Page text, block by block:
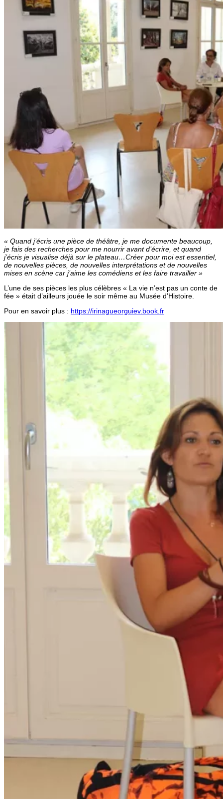
« Quand j’écris une pièce de théâtre, je me documente beaucoup,
je fais des recherches pour me nourrir avant d’écrire, et quand
j’écris je visualise déjà sur le plateau…Créer pour moi est essentiel,
de nouvelles pièces, de nouvelles interprétations et de nouvelles
mises en scène car j’aime les comédiens et les faire travailler »
L’une de ses pièces les plus célèbres « La vie n’est pas un conte de
fée » était d’ailleurs jouée le soir même au Musée d’Histoire.
Pour en savoir plus : https://irinagueorguiev.book.fr